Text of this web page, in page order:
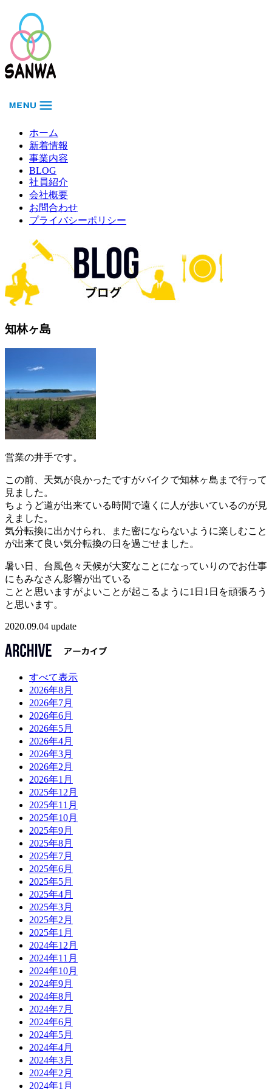
ホーム
新着情報
事業内容
BLOG
社員紹介
会社概要
お問合わせ
プライバシーポリシー
知林ヶ島
営業の井手です。
この前、天気が良かったですがバイクで知林ヶ島まで行って
見ました。
ちょうど道が出来ている時間で遠くに人が歩いているのが見
えました。
気分転換に出かけられ、また密にならないように楽しむこと
が出来て良い気分転換の日を過ごせました。
暑い日、台風色々天候が大変なことになっていりのでお仕事
にもみなさん影響が出ている
ことと思いますがよいことが起こるように1日1日を頑張ろう
と思います。
2020.09.04 update
すべて表示
2026年8月
2026年7月
2026年6月
2026年5月
2026年4月
2026年3月
2026年2月
2026年1月
2025年12月
2025年11月
2025年10月
2025年9月
2025年8月
2025年7月
2025年6月
2025年5月
2025年4月
2025年3月
2025年2月
2025年1月
2024年12月
2024年11月
2024年10月
2024年9月
2024年8月
2024年7月
2024年6月
2024年5月
2024年4月
2024年3月
2024年2月
2024年1月